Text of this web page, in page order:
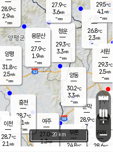
문막
28.9℃
4.7m/s
mm
부론
24.8℃
청운
29.3℃
3.3m/s
-mm
27.9℃
3.6m/s
-mm
여주
27.0℃
1.3m/s
양동
30.2℃
3.3m/s
-mm
28.9℃
2.9m/s
-mm
흥천
28.7℃
0.1 m/s
-mm
m/s
시동
26.8℃
2.3m/s
- mm
귀래
28.6℃
서원
29.3℃
2.5m/s
-mm
용문산
27.9℃
1.9m/s
-mm
29.5℃
4.1 m/s
-mm
이천
28.7℃
2.1 m/s
양평
31.8℃
2.5m/s
-mm
+
−
20 km